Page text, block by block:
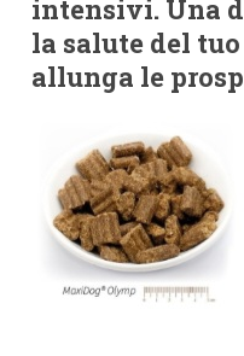
intensivi. Una
la salute del
allunga le